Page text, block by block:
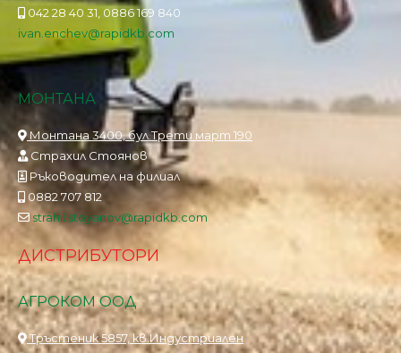
042 28 40 31, 0886 169 840
ivan.enchev@rapidkb.com
МОНТАНА
Монтана 3400, бул.Трети март 190
Страхил Стоянов
Ръководител на филиал
0882 707 812
strahil.stoyanov@rapidkb.com
ДИСТРИБУТОРИ
АГРОКОМ ООД
Тръстеник 5857, кв.Индустриален